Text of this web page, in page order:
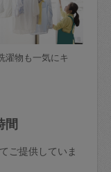
濯物も一気にキ
間
ご提供していま